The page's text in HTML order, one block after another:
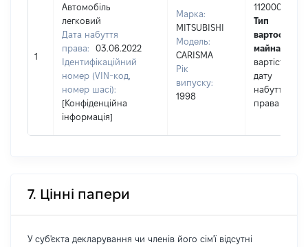
1
Автомобіль
легковий
Дата набуття
права:
03.06.2022
Ідентифікаційний
номер (VIN-код,
номер шасі):
[Конфіденційна
інформація]
Марка:
MITSUBISHI
Модель:
CARISMA
Рік
випуску:
1998
112000
Тип
вартості
майна:
вартість на
дату
набуття
права
7. Цінні папери
У суб'єкта декларування чи членів його сім'ї відсутні